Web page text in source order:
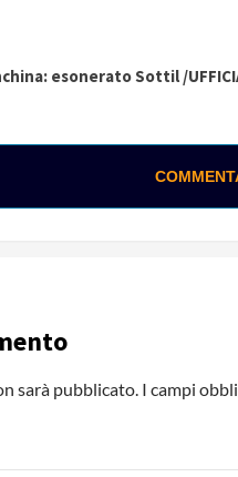
esonerato Sottil /
sarà pubblicato. I campi